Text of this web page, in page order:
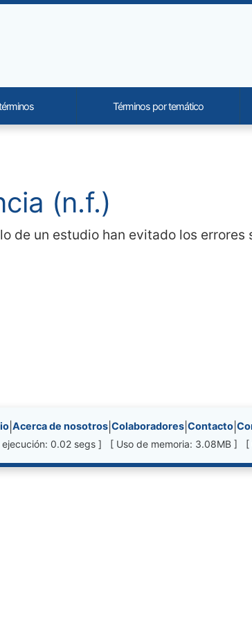
and content
(n.f.)
de un estudio han evitado los errores
etc.
Acerca de nosotros Colaboradores Contacto
ejecución: 0.02 segs ] [ Uso de memoria: 3.08MB ] [
Términos por temático